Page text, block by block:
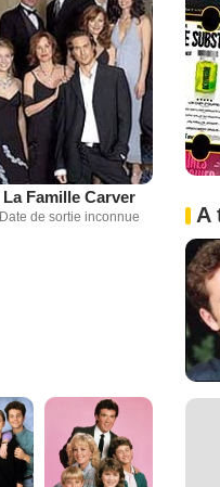
La Famille Carver
Date de sortie inconnue A